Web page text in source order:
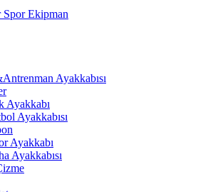
Ekipman
Ayakkabısı
Ayakkabı
Ayakkabısı
Ayakkabı
Ayakkabısı